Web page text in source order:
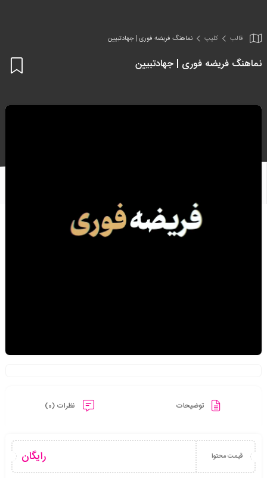
قالب کلیپ نماهنگ فریضه فوری | جهادتبیین
نماهنگ فریضه فوری | جهادتبیین
توضیحات نظرات (0)
قیمت محتوا رایگان